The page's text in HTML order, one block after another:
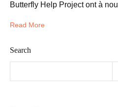
Butterfly Help Project ont à
Read More
Search